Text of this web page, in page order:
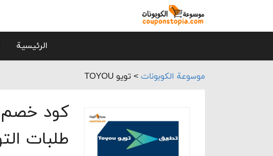
الرئيسية
موسوعة الكوبونات > تويو TOYOU
كود خصم
طلبات